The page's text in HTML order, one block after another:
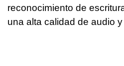
reconocimiento de
una alta calidad de audio